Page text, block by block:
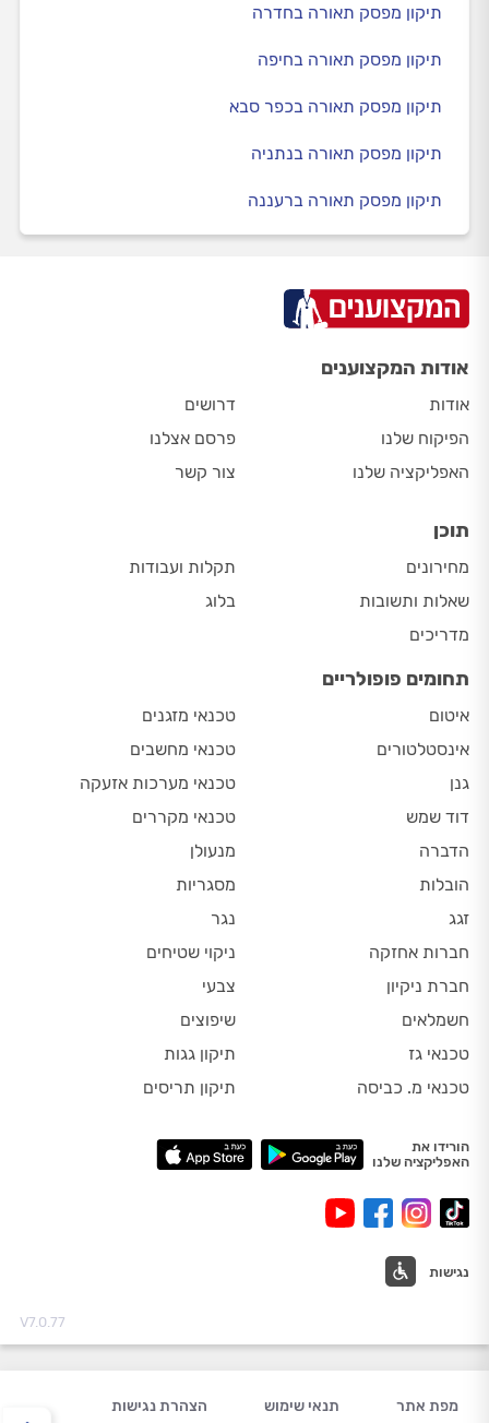
תיקון מפסק תאורה בחדרה
תיקון מפסק תאורה בחיפה
תיקון מפסק תאורה בכפר סבא
תיקון מפסק תאורה בנתניה
תיקון מפסק תאורה ברעננה
אודות המקצוענים
אודות
הפיקוח שלנו
האפליקציה שלנו
דרושים
פרסם אצלנו
צור קשר
תוכן
מחירונים
שאלות ותשובות
מדריכים
תקלות ועבודות
בלוג
תחומים פופולריים
איטום
אינסטלטורים
גנן
דוד שמש
הדברה
הובלות
זגג
חברות אחזקה
חברת ניקיון
חשמלאים
טכנאי גז
טכנאי מ. כביסה
טכנאי מזגנים
טכנאי מחשבים
טכנאי מערכות אזעקה
טכנאי מקררים
מנעולן
מסגריות
נגר
ניקוי שטיחים
צבעי
שיפוצים
תיקון גגות
תיקון תריסים
הורידו את
האפליקציה שלנו
נגישות
V7.0.77
מפת אתר תנאי שימוש הצהרת נגישות